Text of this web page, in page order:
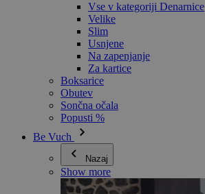
Vse v kategoriji Denarnice
Velike
Slim
Usnjene
Na zapenjanje
Za kartice
Boksarice
Obutev
Sončna očala
Popusti %
Be Vuch
Nazaj
Show more